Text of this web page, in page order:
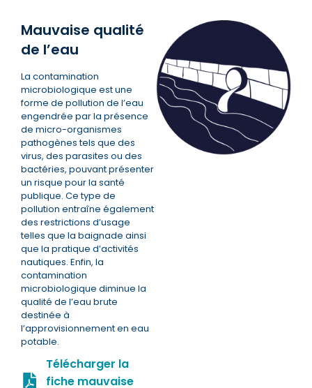
Mauvaise qualité
de l’eau
La contamination
microbiologique est une
forme de pollution de l’eau
engendrée par la présence
de micro-organismes
pathogènes tels que des
virus, des parasites ou des
bactéries, pouvant présenter
un risque pour la santé
publique. Ce type de
pollution entraîne également
des restrictions d’usage
telles que la baignade ainsi
que la pratique d’activités
nautiques. Enfin, la
contamination
microbiologique diminue la
qualité de l’eau brute
destinée à
l’approvisionnement en eau
potable.
Télécharger la
fiche mauvaise